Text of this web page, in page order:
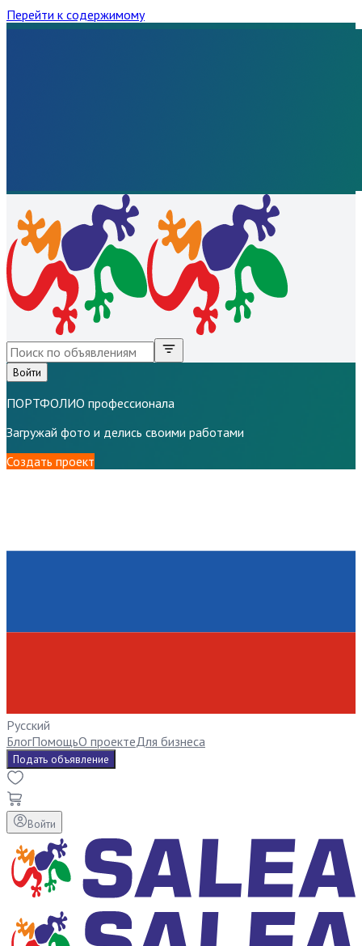
Перейти к содержимому
Войти
ПОРТФОЛИО профессионала
Загружай фото и делись своими работами
Создать проект
Русский
БлогПомощьО проектеДля бизнеса
Подать объявление
Войти